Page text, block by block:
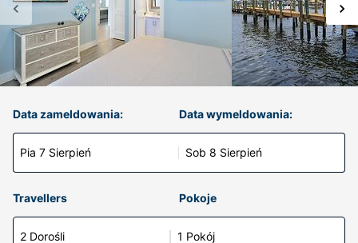
Data zameldowania:
Pia 7 Sierpień
Data wymeldowania:
Sob 8 Sierpień
Travellers Pokoje
2 Dorośli 1 Pokój